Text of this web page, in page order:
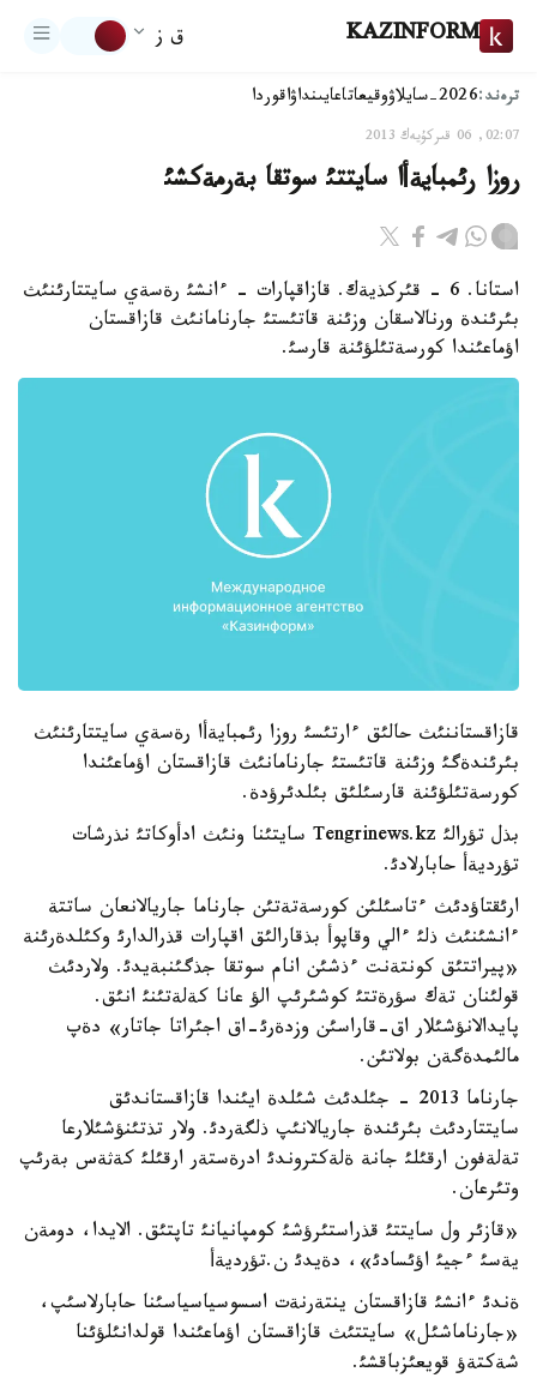
KAZINFORM ق ز
ترەند:2026-سايلاۋ وقيعاتاعايىنداۋاقوردا
02:07, 06 قىركۇيەك 2013
روزا رئمبايةأا سايتتئ سوتقا بةرمةكشئ
استانا. 6 - قئركذيةك. قازاقپارات - ءانشئ رةسةي سايتتارئنئث
بئرئندة ورنالاسقان وزئنة قاتئستئ جارنامانئث قازاقستان
اؤماعئندا كورسةتئلؤئنة قارسئ.
قازاقستاننئث حالئق ءارتئسئ روزا رئمبايةأا رةسةي سايتتارئنئث
بئرئندةگئ وزئنة قاتئستئ جارنامانئث قازاقستان اؤماعئندا
كورسةتئلؤئنة قارسئلئق بئلدئرؤدة.
بذل تؤرالئ Tengrinews.kz سايتئنا ونئث ادأوكاتئ نذرشات
تؤرديةأ حابارلادئ.
ارئقتاؤدئث ءتاسئلئن كورسةتةتئن جارناما جاريالانعان ساتتة
ءانشئنئث ذلئ ءالي وقاپوأ بذقارالئق اقپارات قذرالدارئ وكئلدةرئنة
«پيراتتئق كونتةنت ءذشئن انام سوتقا جذگئنبةيدئ. ولاردئث
قولئنان تةك سؤرةتتئ كوشئرئپ الؤ عانا كةلةتئنئ انئق.
پايدالانؤشئلار اق-قاراسئن وزدةرئ-اق اجئراتا جاتار» دةپ
مالئمدةگةن بولاتئن.
جارناما 2013 - جئلدئث شئلدة ايئندا قازاقستاندئق
سايتتاردئث بئرئندة جاريالانئپ ذلگةردئ. ولار تذتئنؤشئلارعا
تةلةفون ارقئلئ جانة ةلةكتروندئ ادرةستةر ارقئلئ كةثةس بةرئپ
وتئرعان.
«قازئر ول سايتتئ قذراستئرؤشئ كومپانيانئ تاپتئق. الايدا، دومةن
يةسئ ءجيئ اؤئسادئ»، دةيدئ ن.تؤرديةأ
ةندئ ءانشئ قازاقستان ينتةرنةت اسسوسياسياسئنا حابارلاسئپ،
«جارناماشئل» سايتتئث قازاقستان اؤماعئندا قولدانئلؤئنا
شةكتةؤ قويعئزباقشئ.